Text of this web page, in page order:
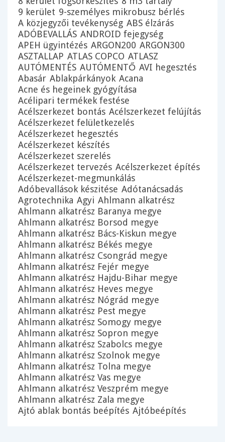
9 kerület 9-személyes mikrobusz bérlés
A közjegyzői tevékenység ABS élzárás
ADÓBEVALLÁS ANDROID fejegység
APEH ügyintézés ARGON200 ARGON300
ASZTALLAP ATLAS COPCO ATLASZ
AUTÓMENTÉS AUTÓMENTŐ AVI hegesztés
Abasár Ablakpárkányok Acana
Acne és hegeinek gyógyítása
Acélipari termékek festése
Acélszerkezet bontás Acélszerkezet felújítás
Acélszerkezet felületkezelés
Acélszerkezet hegesztés
Acélszerkezet készítés
Acélszerkezet szerelés
Acélszerkezet tervezés Acélszerkezet építés
Acélszerkezet-megmunkálás
Adóbevallások készitése Adótanácsadás
Agrotechnika Agyi Ahlmann alkatrész
Ahlmann alkatrész Baranya megye
Ahlmann alkatrész Borsod megye
Ahlmann alkatrész Bács-Kiskun megye
Ahlmann alkatrész Békés megye
Ahlmann alkatrész Csongrád megye
Ahlmann alkatrész Fejér megye
Ahlmann alkatrész Hajdu-Bihar megye
Ahlmann alkatrész Heves megye
Ahlmann alkatrész Nógrád megye
Ahlmann alkatrész Pest megye
Ahlmann alkatrész Somogy megye
Ahlmann alkatrész Sopron megye
Ahlmann alkatrész Szabolcs megye
Ahlmann alkatrész Szolnok megye
Ahlmann alkatrész Tolna megye
Ahlmann alkatrész Vas megye
Ahlmann alkatrész Veszprém megye
Ahlmann alkatrész Zala megye
Ajtó ablak bontás beépítés Ajtóbeépítés